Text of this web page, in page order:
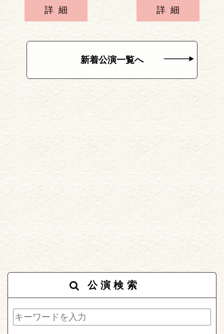
詳細 詳細
新着公演一覧へ
公演検索